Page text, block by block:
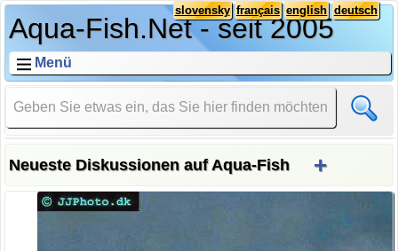
Aqua-Fish.Net - seit 2005
deutsch
english
français
slovensky
Menü
Neueste Diskussionen auf Aqua-Fish +